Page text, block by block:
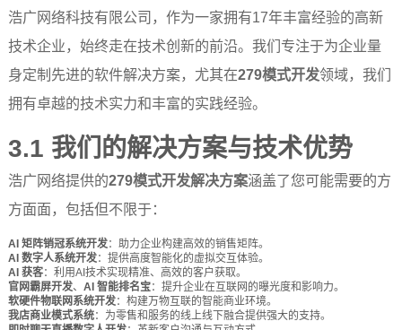
浩广网络科技有限公司，作为一家拥有17年丰富经验的高新
技术企业，始终走在技术创新的前沿。我们专注于为企业量
身定制先进的软件解决方案，尤其在279模式开发领域，我们
拥有卓越的技术实力和丰富的实践经验。
3.1 我们的解决方案与技术优势
浩广网络提供的279模式开发解决方案涵盖了您可能需要的方
方面面，包括但不限于：
AI 矩阵销冠系统开发：助力企业构建高效的销售矩阵。
AI 数字人系统开发：提供高度智能化的虚拟交互体验。
AI 获客：利用AI技术实现精准、高效的客户获取。
官网霸屏开发、 AI 智能排名宝：提升企业在互联网的曝光度和影响力。
软硬件物联网系统开发：构建万物互联的智能商业环境。
我店商业模式系统：为零售和服务的线上线下融合提供强大的支持。